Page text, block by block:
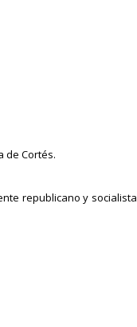
de Cortés.
republicano y socialista